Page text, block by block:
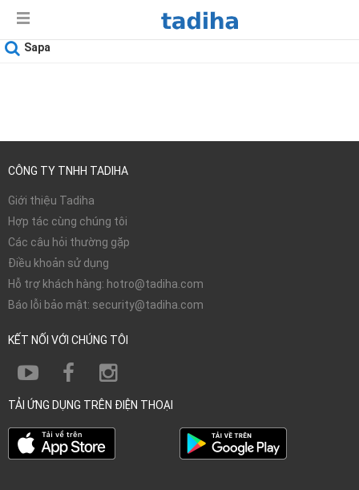
Sapa
CÔNG TY TNHH TADIHA
Giới thiệu Tadiha
Hợp tác cùng chúng tôi
Các câu hỏi thường gặp
Điều khoản sử dụng
Hỗ trợ khách hàng: hotro@tadiha.com
Báo lỗi bảo mật: security@tadiha.com
KẾT NỐI VỚI CHÚNG TÔI
TẢI ỨNG DỤNG TRÊN ĐIỆN THOẠI